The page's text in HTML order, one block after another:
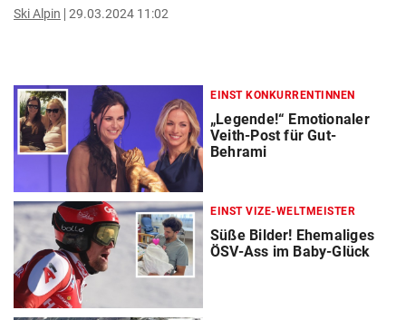
Ski Alpin 29.03.2024 11:02
EINST KONKURRENTINNEN
„Legende!“ Emotionaler
Veith-Post für Gut-
Behrami
EINST VIZE-WELTMEISTER
Süße Bilder! Ehemaliges
ÖSV-Ass im Baby-Glück